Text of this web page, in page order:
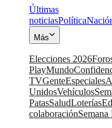
Últimas
noticiasPolítica
Más
Elecciones 2026
PlayMundo
TVGenteEspeciales
UnidosVehículos
PatasSaludLoterías
colaboraciónSemana